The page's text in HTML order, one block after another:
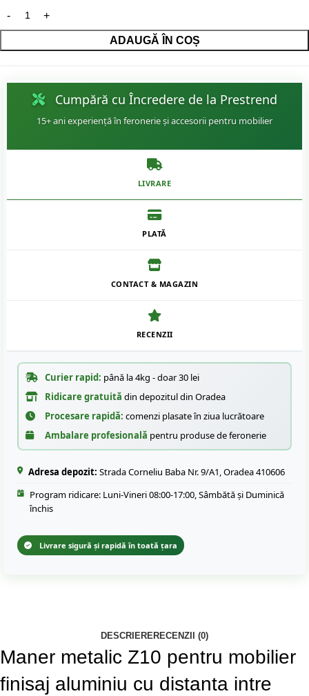
ADAUGĂ ÎN COȘ
Cumpără cu Încredere de la Prestrend
15+ ani experiență în feronerie și accesorii pentru mobilier
LIVRARE
PLATĂ
CONTACT & MAGAZIN
RECENZII
Curier rapid: până la 4kg - doar 30 lei
Ridicare gratuită din depozitul din Oradea
Procesare rapidă: comenzi plasate în ziua lucrătoare
Ambalare profesională pentru produse de feronerie
Adresa depozit: Strada Corneliu Baba Nr. 9/A1, Oradea 410606
Program ridicare: Luni-Vineri 08:00-17:00, Sâmbătă și Duminică
închis
Livrare sigură și rapidă în toată țara
DESCRIERERECENZII (0)
Maner metalic Z10 pentru mobilier
finisaj aluminiu cu distanta intre